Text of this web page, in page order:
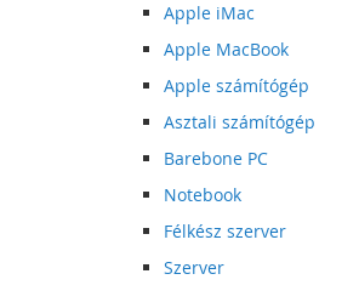
Apple iMac
Apple MacBook
Apple számítógép
Asztali számítógép
Barebone PC
Notebook
Félkész szerver
Szerver